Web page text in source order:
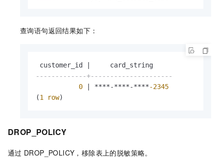
查询语句返回结果如下：
customer_id
-------------+---------------------
0
****-****-****-2345
(1 row)
DROP_POLICY
通过 DROP_POLICY，移除表上的脱敏策略。